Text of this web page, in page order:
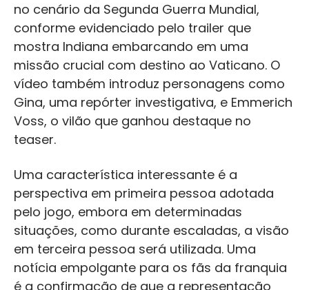
no cenário da Segunda Guerra Mundial,
conforme evidenciado pelo trailer que
mostra Indiana embarcando em uma
missão crucial com destino ao Vaticano. O
vídeo também introduz personagens como
Gina, uma repórter investigativa, e Emmerich
Voss, o vilão que ganhou destaque no
teaser.
Uma característica interessante é a
perspectiva em primeira pessoa adotada
pelo jogo, embora em determinadas
situações, como durante escaladas, a visão
em terceira pessoa será utilizada. Uma
notícia empolgante para os fãs da franquia
é a confirmação de que a representação